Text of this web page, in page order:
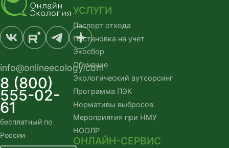
info@onlineecology.com
8 (800)
555-02-
61
бесплатный по
России
УСЛУГИ
Паспорт отхода
Постановка на учет
Экосбор
Обучение
Экологический аутсорсинг
Программа ПЭК
Нормативы выбросов
Мероприятия при НМУ
НООЛР
ОНЛАЙН-СЕРВИС